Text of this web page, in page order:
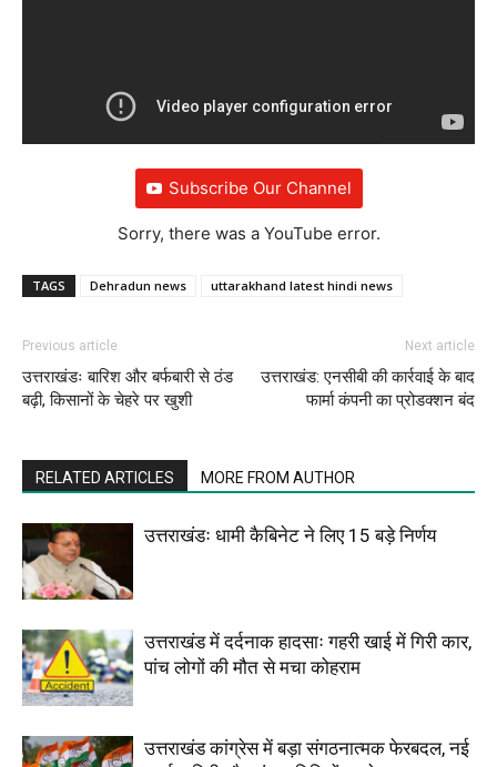
Subscribe Our Channel
Sorry, there was a YouTube error.
TAGS Dehradun news uttarakhand latest hindi news
Previous article
उत्तराखंडः बारिश और बर्फबारी से ठंड
बढ़ी, किसानों के चेहरे पर खुशी
Next article
उत्तराखंड: एनसीबी की कार्रवाई के बाद
फार्मा कंपनी का प्रोडक्शन बंद
RELATED ARTICLES MORE FROM AUTHOR
उत्तराखंडः धामी कैबिनेट ने लिए 15 बड़े निर्णय
उत्तराखंड में दर्दनाक हादसाः गहरी खाई में गिरी कार,
पांच लोगों की मौत से मचा कोहराम
उत्तराखंड कांग्रेस में बड़ा संगठनात्मक फेरबदल, नई